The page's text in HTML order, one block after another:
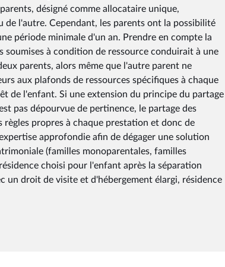
désigné comme allocataire unique,
de l'autre. Cependant, les parents ont la possibilité
période minimale d'un an. Prendre en compte la
à condition de ressource conduirait à une
parents, alors même que l'autre parent ne
aux plafonds de ressources spécifiques à chaque
de l'enfant. Si une extension du principe du partage
pas dépourvue de pertinence, le partage des
propres à chaque prestation et donc de
approfondie afin de dégager une solution
(familles monoparentales, familles
choisi pour l'enfant après la séparation
un droit de visite et d'hébergement élargi, résidence